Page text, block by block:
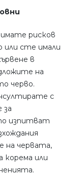
рисков
или сте имали
в
на
черво.
с
за
изпитват
на червата,
корема или